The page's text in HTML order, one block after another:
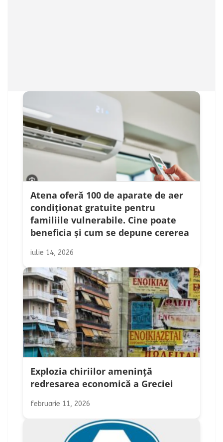
Atena oferă 100 de aparate de aer
condiționat gratuite pentru
familiile vulnerabile. Cine poate
beneficia și cum se depune cererea
iulie 14, 2026
Explozia chiriilor amenință
redresarea economică a Greciei
februarie 11, 2026